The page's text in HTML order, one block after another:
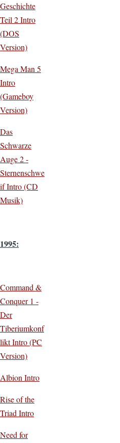
Geschichte
Teil 2 Intro
(DOS
Version)
Mega Man 5
Intro
(Gameboy
Version)
Das
Schwarze
Auge 2 -
Sternenschwe
if Intro (CD
Musik)
1995:
Command &
Conquer 1 -
Der
Tiberiumkonf
likt Intro (PC
Version)
Albion Intro
Rise of the
Triad Intro
Need for